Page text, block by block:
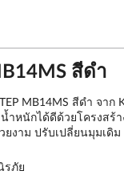
สีดำ
MB14MS สีดำ จ
หนักได้ดีด้วยโครง
งาม ปรับเปลี่ยนมุมเดิ
รภัย